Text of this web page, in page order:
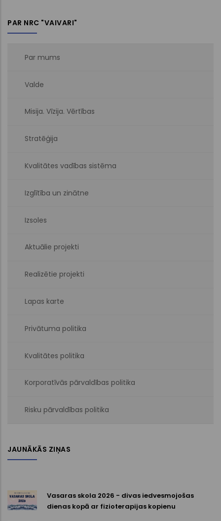
PAR NRC "VAIVARI"
Par mums
Valde
Misija. Vīzija. Vērtības
Stratēģija
Kvalitātes vadības sistēma
Izglītība un zinātne
Izsoles
Aktuālie projekti
Realizētie projekti
Lapas karte
Privātuma politika
Kvalitātes politika
Korporatīvās pārvaldības politika
Risku pārvaldības politika
JAUNĀKĀS ZIŅAS
Vasaras skola 2026 - divas iedvesmojošas
dienas kopā ar fizioterapijas kopienu